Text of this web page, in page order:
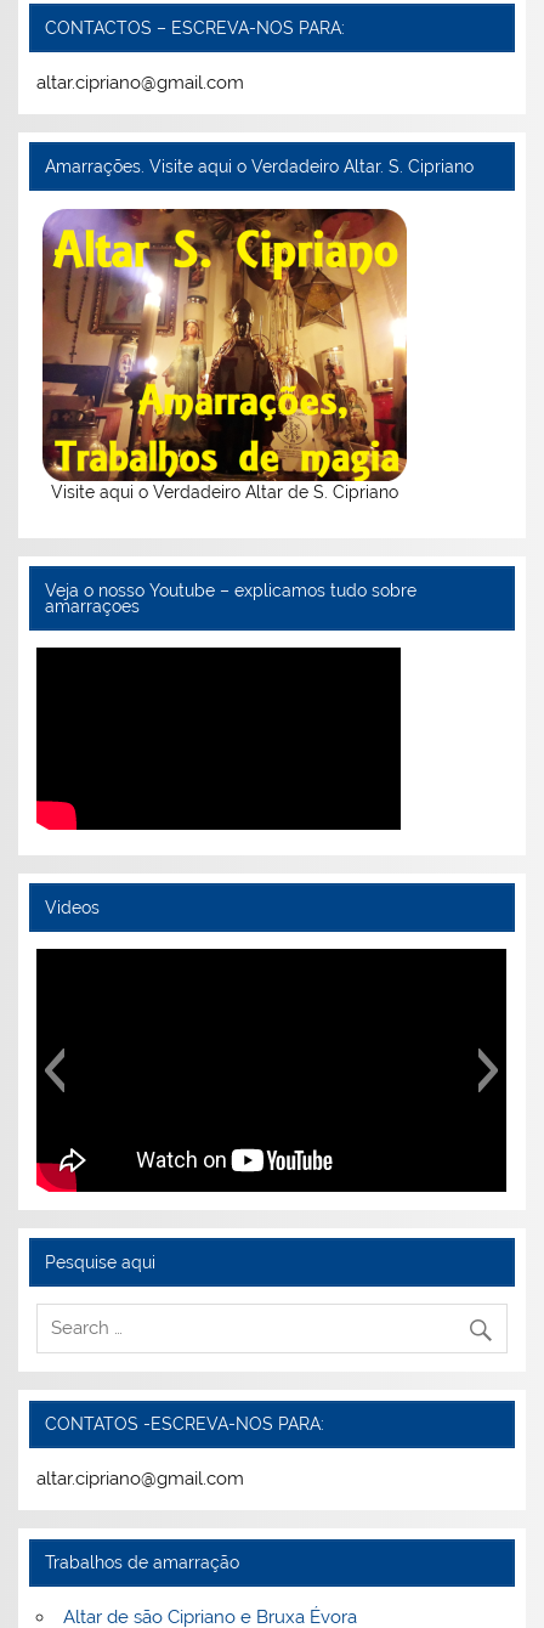
ai
l
o
k
m
CONTACTOS – ESCREVA-NOS PARA:
altar.cipriano@gmail.com
Amarrações. Visite aqui o Verdadeiro Altar. S. Cipriano
Visite aqui o Verdadeiro Altar de S. Cipriano
Veja o nosso Youtube – explicamos tudo sobre
amarraçoes
Videos
Pesquise aqui
CONTATOS -ESCREVA-NOS PARA:
altar.cipriano@gmail.com
Trabalhos de amarração
Altar de são Cipriano e Bruxa Évora